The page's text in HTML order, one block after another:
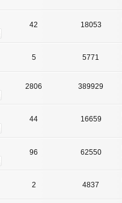
42 18053
5 5771
2806 389929
44 16659
96 62550
2 4837